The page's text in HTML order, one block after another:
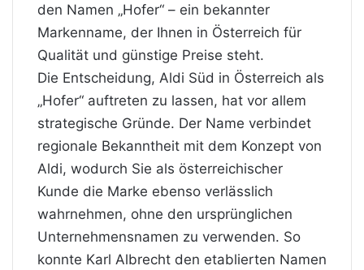
den Namen „Hofer“ – ein bekannter
Markenname, der Ihnen in Österreich für
Qualität und günstige Preise steht.
Die Entscheidung, Aldi Süd in Österreich als
„Hofer“ auftreten zu lassen, hat vor allem
strategische Gründe. Der Name verbindet
regionale Bekanntheit mit dem Konzept von
Aldi, wodurch Sie als österreichischer
Kunde die Marke ebenso verlässlich
wahrnehmen, ohne den ursprünglichen
Unternehmensnamen zu verwenden. So
konnte Karl Albrecht den etablierten Namen